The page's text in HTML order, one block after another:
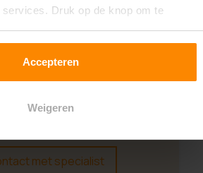
Druk op de knop om te
Accepteren
Weigeren
niet op de site staat? Hogere
het graag uit! Maatwerk is onze
met specialist